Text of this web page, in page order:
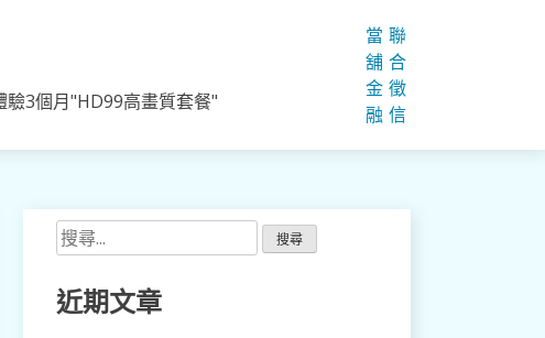
3個月"HD99高畫質套餐"
當
舖
金
融
聯
合
徵
信
搜
尋
關
鍵
近期文章